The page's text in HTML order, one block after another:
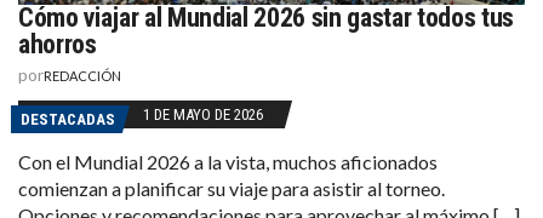
Cómo viajar al Mundial 2026 sin gastar todos tus
ahorros
porREDACCIÓN
DESTACADAS 1 DE MAYO DE 2026
Con el Mundial 2026 a la vista, muchos aficionados
comienzan a planificar su viaje para asistir al torneo.